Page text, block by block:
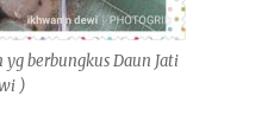
berbungkus Daun Jati
)